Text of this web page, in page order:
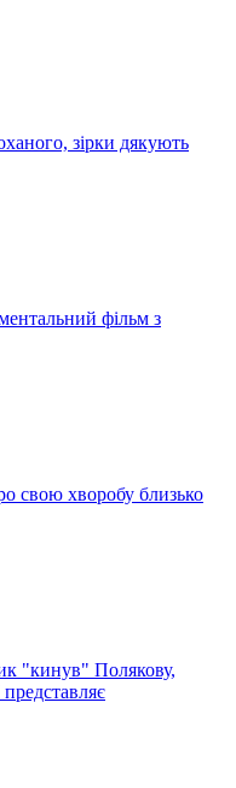
зірки дякують
фільм з
свою хворобу близько
"кинув" Полякову,